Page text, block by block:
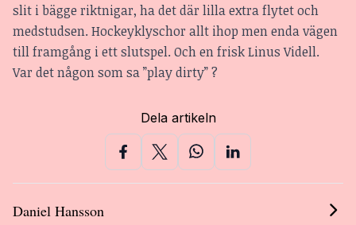
slit i bägge riktnigar, ha det där lilla extra flytet och
medstudsen. Hockeyklyschor allt ihop men enda vägen
till framgång i ett slutspel. Och en frisk Linus Videll.
Var det någon som sa ”play dirty” ?
Dela artikeln
Daniel Hansson